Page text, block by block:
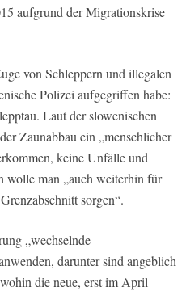
aufgrund der Migrationskrise
von Schleppern und illegalen
Polizei aufgegriffen habe:
Laut der slowenischen
Zaunabbau ein „menschlicher
keine Unfälle und
wolle man „auch weiterhin für
sorgen“.
„wechselnde
darunter sind angeblich
die neue, erst im April